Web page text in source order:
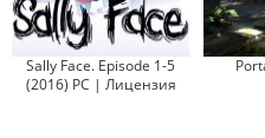
Sally Face. Episode 1-5
(2016) PC | Лицензия